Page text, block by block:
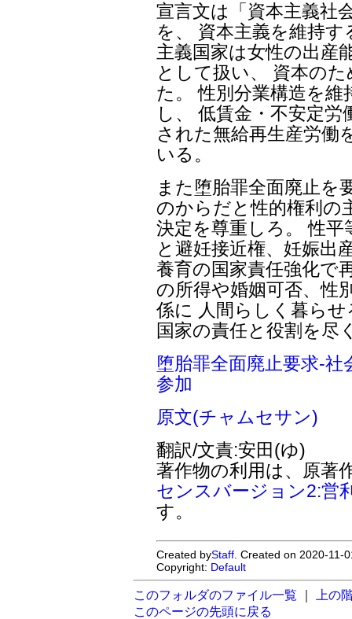
宣言文は「資本主義社
を、 資本主義を維持
主義国家は女性の出産
として扱い、 資本の
た。 性別分業構造を
し、 低賃金・不安定
された無給再生産労働
いる。
また堕胎罪全面廃止を
のからだと性的権利の
決定を尊重しろ。 性平
と避妊接近権、妊娠出
養育の国家責任強化で
の所得や婚姻可否、性
係に 人間らしく暮ら
国家の責任と役割を尽
堕胎罪全面廃止要求-
参加
原文(チャムセサン)
翻訳/文責:安田(ゆ)
著作物の利用は、原著
センスバージョン2:営
す。
Created byStaff. Created on 2020-11-
Copyright: Default
このフォルダのファイル一覧
上の
このページの先頭に戻る